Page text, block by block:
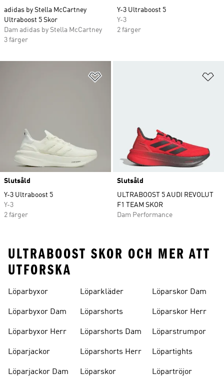
adidas by Stella McCartney
Ultraboost 5 Skor
Dam adidas by Stella McCartney
3 färger
Y-3 Ultraboost 5
Y-3
2 färger
Slutsåld
Y-3 Ultraboost 5
Y-3
2 färger
Slutsåld
ULTRABOOST 5 AUDI REVOLUT
F1 TEAM SKOR
Dam Performance
ULTRABOOST SKOR OCH MER ATT
UTFORSKA
Löparbyxor
Löparbyxor Dam
Löparbyxor Herr
Löparjackor
Löparjackor Dam
Löparkläder
Löparshorts
Löparshorts Dam
Löparshorts Herr
Löparskor
Löparskor Dam
Löparskor Herr
Löparstrumpor
Löpartights
Löpartröjor